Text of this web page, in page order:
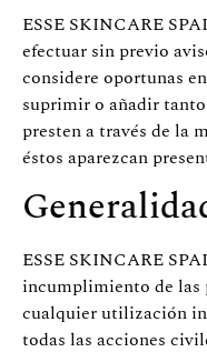
ESSE SKINCARE
efectuar sin previo
considere oportunas
suprimir o añadir
presten a través de la
éstos aparezcan
ESSE SKINCARE
incumplimiento de las
cualquier utilización
todas las acciones